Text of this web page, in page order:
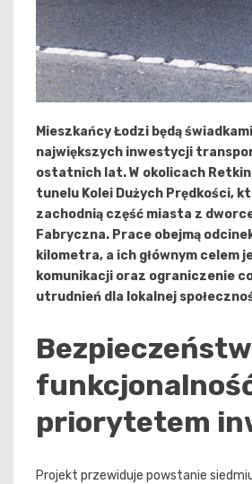
Mieszkańcy Łodzi będą
największych inwestycji
ostatnich lat. W okolicach
tunelu Kolei Dużych Prędkości,
zachodnią część miasta z
Fabryczna. Prace obejmą
kilometra, a ich głównym celem
komunikacji oraz ograniczenie
utrudnień dla lokalnej
priorytetem
Projekt przewiduje powstanie